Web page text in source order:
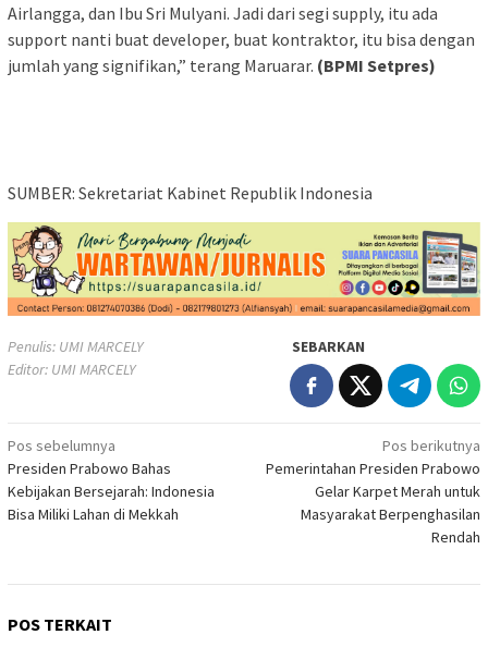
Airlangga, dan Ibu Sri Mulyani. Jadi dari segi supply, itu ada
support nanti buat developer, buat kontraktor, itu bisa dengan
jumlah yang signifikan,” terang Maruarar. (BPMI Setpres)
SUMBER: Sekretariat Kabinet Republik Indonesia
Penulis: UMI MARCELY
Editor: UMI MARCELY
SEBARKAN
Navigasi
pos
Pos sebelumnya
Presiden Prabowo Bahas
Kebijakan Bersejarah: Indonesia
Bisa Miliki Lahan di Mekkah
Pos berikutnya
Pemerintahan Presiden Prabowo
Gelar Karpet Merah untuk
Masyarakat Berpenghasilan
Rendah
POS TERKAIT